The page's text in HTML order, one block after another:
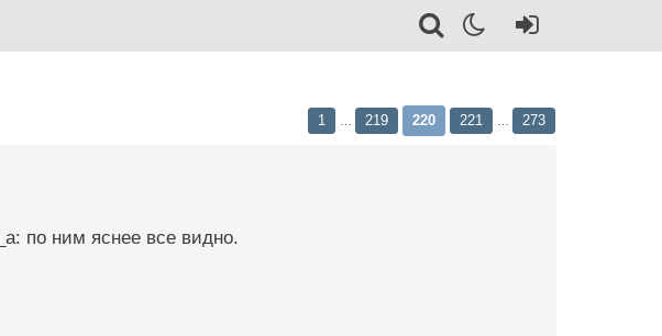
1 219 220 221 273
по ним яснее все видно.